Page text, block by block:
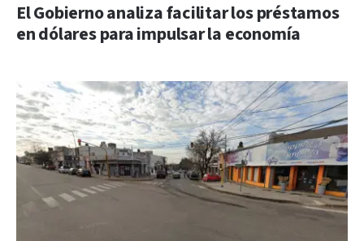
El Gobierno analiza facilitar los préstamos
en dólares para impulsar la economía